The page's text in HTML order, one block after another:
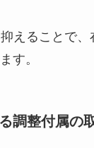
えることで、
す。
調整付属の